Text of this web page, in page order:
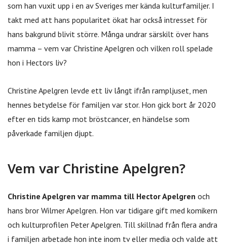
som han vuxit upp i en av Sveriges mer kända kulturfamiljer. I
takt med att hans popularitet ökat har också intresset för
hans bakgrund blivit större. Många undrar särskilt över hans
mamma – vem var Christine Apelgren och vilken roll spelade
hon i Hectors liv?
Christine Apelgren levde ett liv långt ifrån rampljuset, men
hennes betydelse för familjen var stor. Hon gick bort år 2020
efter en tids kamp mot bröstcancer, en händelse som
påverkade familjen djupt.
Vem var Christine Apelgren?
Christine Apelgren var mamma till Hector Apelgren och
hans bror Wilmer Apelgren. Hon var tidigare gift med komikern
och kulturprofilen Peter Apelgren. Till skillnad från flera andra
i familjen arbetade hon inte inom tv eller media och valde att